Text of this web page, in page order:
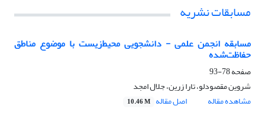
مسابقات نشریه
مسابقه‌ انجمن علمی - دانشجویی محیط‌زیست با موضوع مناطق
حفاظت‌شده
صفحه78-93
شروین مقصودلو، تارا زرین، جلال امجد
مشاهده مقاله
اصل مقاله 10.46 M